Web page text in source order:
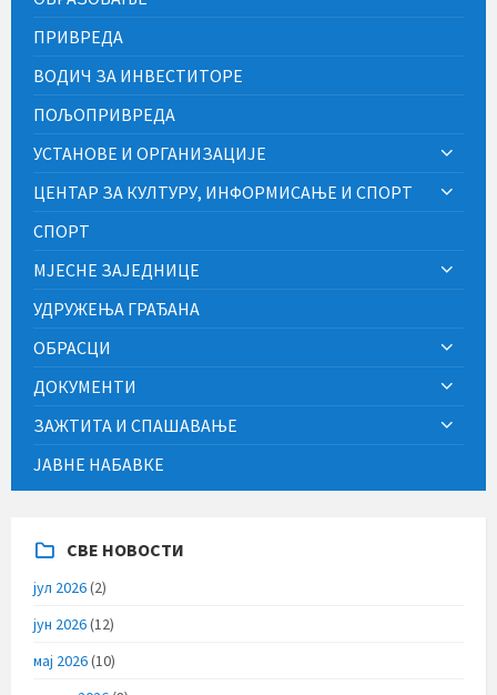
ПРИВРЕДА
ВОДИЧ ЗА ИНВЕСТИТОРЕ
ПОЉОПРИВРЕДА
УСТАНОВЕ И ОРГАНИЗАЦИЈЕ
ЦЕНТАР ЗА КУЛТУРУ, ИНФОРМИСАЊЕ И СПОРТ
СПОРТ
МЈЕСНЕ ЗАЈЕДНИЦЕ
УДРУЖЕЊА ГРАЂАНА
ОБРАСЦИ
ДОКУМЕНТИ
ЗАЖТИТА И СПАШАВАЊЕ
ЈАВНЕ НАБАВКЕ
СВЕ НОВОСТИ
јул 2026(2)
јун 2026(12)
мај 2026(10)